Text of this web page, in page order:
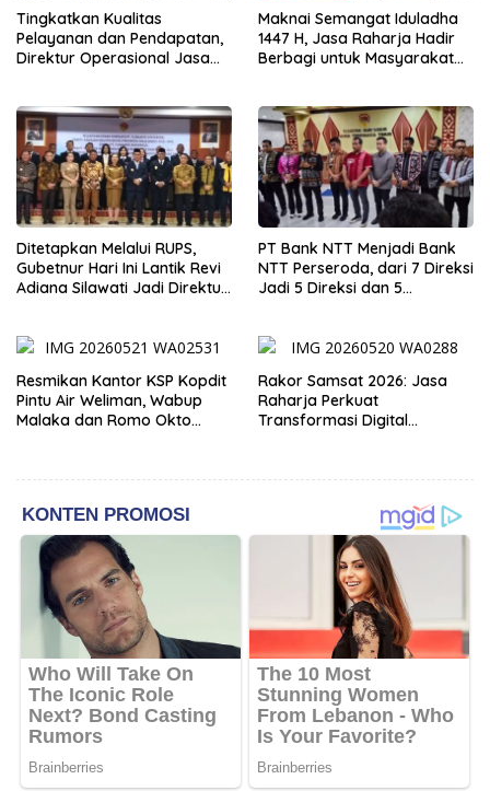
Tingkatkan Kualitas
Pelayanan dan Pendapatan,
Direktur Operasional Jasa
Samsat Rajabasa
Maknai Semangat Iduladha
1447 H, Jasa Raharja Hadir
Berbagi untuk Masyarakat
Ditetapkan Melalui RUPS,
Gubetnur Hari Ini Lantik Revi
Adiana Silawati Jadi Direktur
PT Bank NTT Menjadi Bank
NTT Perseroda, dari 7 Direksi
Jadi 5 Direksi dan 5
Resmikan Kantor KSP Kopdit
Pintu Air Weliman, Wabup
Malaka dan Romo Okto
Rakor Samsat 2026: Jasa
Raharja Perkuat
Transformasi Digital
Pelayanan Publik